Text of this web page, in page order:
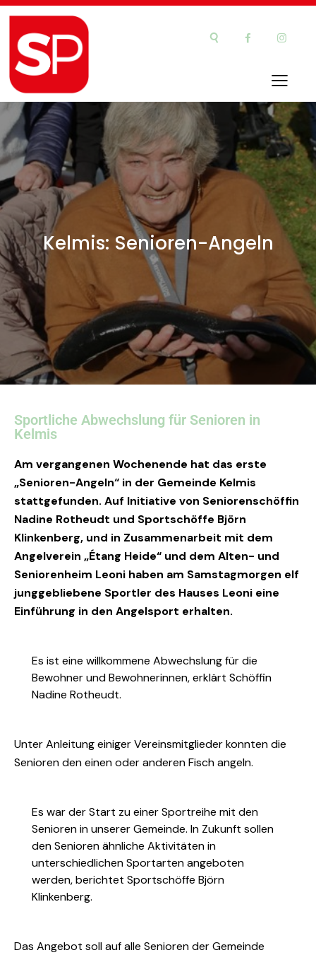
Kelmis: Senioren-Angeln
Sportliche Abwechslung für Senioren in
Kelmis
Am vergangenen Wochenende hat das erste
„Senioren-Angeln“ in der Gemeinde Kelmis
stattgefunden. Auf Initiative von Seniorenschöffin
Nadine Rotheudt und Sportschöffe Björn
Klinkenberg, und in Zusammenarbeit mit dem
Angelverein „Étang Heide“ und dem Alten- und
Seniorenheim Leoni haben am Samstagmorgen elf
junggebliebene Sportler des Hauses Leoni eine
Einführung in den Angelsport erhalten.
Es ist eine willkommene Abwechslung für die
Bewohner und Bewohnerinnen, erklärt Schöffin
Nadine Rotheudt.
Unter Anleitung einiger Vereinsmitglieder konnten die
Senioren den einen oder anderen Fisch angeln.
Es war der Start zu einer Sportreihe mit den
Senioren in unserer Gemeinde. In Zukunft sollen
den Senioren ähnliche Aktivitäten in
unterschiedlichen Sportarten angeboten
werden, berichtet Sportschöffe Björn
Klinkenberg.
Das Angebot soll auf alle Senioren der Gemeinde